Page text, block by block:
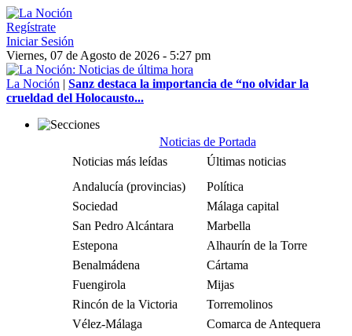
Regístrate
Iniciar Sesión
Viernes, 07 de Agosto de 2026 - 5:27 pm
La Noción | Sanz destaca la importancia de “no olvidar la
crueldad del Holocausto...
Noticias de Portada
Noticias más leídas
Últimas noticias
Andalucía (provincias)
Política
Sociedad
Málaga capital
San Pedro Alcántara
Marbella
Estepona
Alhaurín de la Torre
Benalmádena
Cártama
Fuengirola
Mijas
Rincón de la Victoria
Torremolinos
Vélez-Málaga
Comarca de Antequera